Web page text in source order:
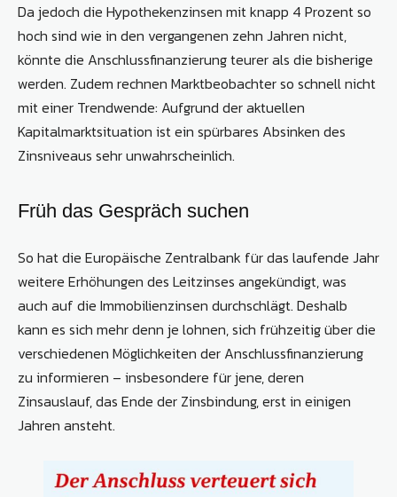
Da jedoch die Hypothekenzinsen mit knapp 4 Prozent so
hoch sind wie in den vergangenen zehn Jahren nicht,
könnte die Anschlussfinanzierung teurer als die bisherige
werden. Zudem rechnen Marktbeobachter so schnell nicht
mit einer Trendwende: Aufgrund der aktuellen
Kapitalmarktsituation ist ein spürbares Absinken des
Zinsniveaus sehr unwahrscheinlich.
Früh das Gespräch suchen
So hat die Europäische Zentralbank für das laufende Jahr
weitere Erhöhungen des Leitzinses angekündigt, was
auch auf die Immobilienzinsen durchschlägt. Deshalb
kann es sich mehr denn je lohnen, sich frühzeitig über die
verschiedenen Möglichkeiten der Anschlussfinanzierung
zu informieren – insbesondere für jene, deren
Zinsauslauf, das Ende der Zinsbindung, erst in einigen
Jahren ansteht.